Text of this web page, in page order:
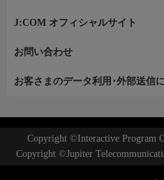
J:COM オフィシャルサイト
お問い合わせ
お客さまのデータ利用･外部送信
Copyright ©Interactive Program
Copyright ©Jupiter